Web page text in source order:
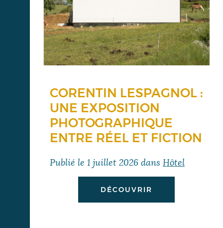
CORENTIN LESPAGNOL :
UNE EXPOSITION
PHOTOGRAPHIQUE
ENTRE RÉEL ET FICTION
Publié le 1 juillet 2026 dans Hôtel
DÉCOUVRIR